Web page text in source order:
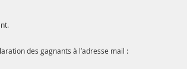
des gagnants à l’adresse mail :